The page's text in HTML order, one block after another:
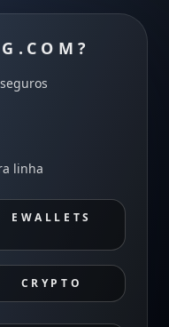
linha
EWALLETS
CRYPTO